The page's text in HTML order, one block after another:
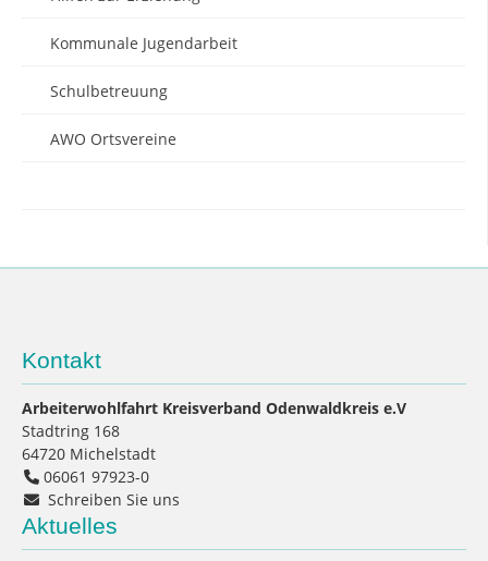
Kommunale Jugendarbeit
Schulbetreuung
AWO Ortsvereine
Kontakt
Arbeiterwohlfahrt Kreisverband Odenwaldkreis e.V
Stadtring 168
64720 Michelstadt
06061 97923-0
Schreiben Sie uns
Aktuelles